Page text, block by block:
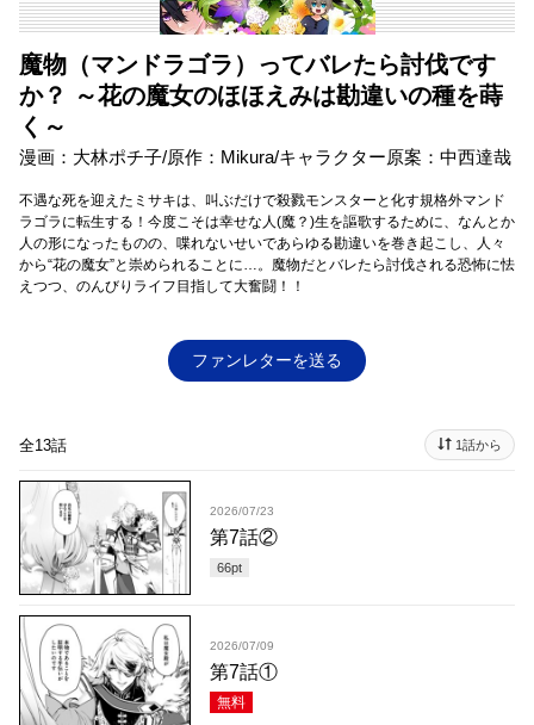
魔物（マンドラゴラ）ってバレたら討伐です
か？ ～花の魔女のほほえみは勘違いの種を蒔
く～
漫画：大林ポチ子/原作：Mikura/キャラクター原案：中西達哉
不遇な死を迎えたミサキは、叫ぶだけで殺戮モンスターと化す規格外マンド
ラゴラに転生する！今度こそは幸せな人(魔？)生を謳歌するために、なんとか
人の形になったものの、喋れないせいであらゆる勘違いを巻き起こし、人々
から“花の魔女”と崇められることに…。魔物だとバレたら討伐される恐怖に怯
えつつ、のんびりライフ目指して大奮闘！！
ファンレターを送る
全13話 1話から
2026/07/23
第7話②
66pt
2026/07/09
第7話①
無料